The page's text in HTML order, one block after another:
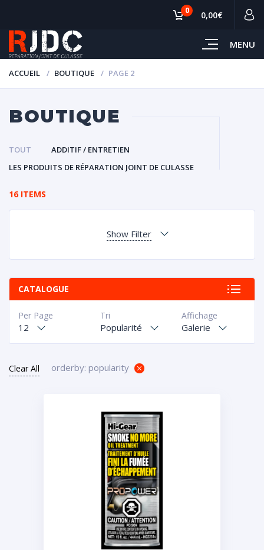
MENU
0 0,00€
ACCUEIL BOUTIQUE PAGE 2
BOUTIQUE
TOUT
ADDITIF / ENTRETIEN
LES PRODUITS DE RÉPARATION JOINT DE CULASSE
16 ITEMS
Show Filter
CATALOGUE
Affichage
Galerie
Tri
Popularité
Per Page
12
Clear All orderby: popularity